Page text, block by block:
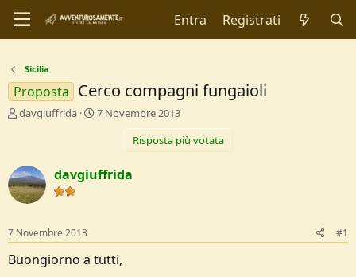
Entra Registrati
Sicilia
Proposta Cerco compagni fungaioli
C
t
o
r
D
i
s
davgiuffrida
D
d
i
z
i
7 Novembre 2013
Risposta più votata
davgiuffrida
7 Novembre 2013 #1
Buongiorno a tutti,